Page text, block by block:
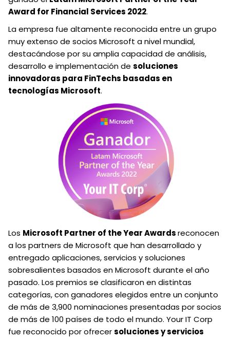
Award for Financial Services 2022.
La empresa fue altamente reconocida entre un grupo
muy extenso de socios Microsoft a nivel mundial,
destacándose por su amplia capacidad de análisis,
desarrollo e implementación de soluciones
innovadoras para FinTechs basadas en
tecnologías Microsoft.
Los Microsoft Partner of the Year Awardsreconocen
a los partners de Microsoft que han desarrollado y
entregado aplicaciones, servicios y soluciones
sobresalientes basados en Microsoft durante el año
pasado. Los premios se clasificaron en distintas
categorías, con ganadores elegidos entre un conjunto
de más de 3,900 nominaciones presentadas por socios
de más de 100 países de todo el mundo. Your IT Corp
fue reconocido por ofrecersoluciones y servicios